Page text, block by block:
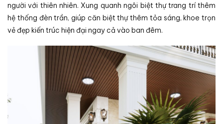
người với thiên nhiên. Xung quanh ngôi biệt thự trang trí thêm
hệ thống đèn trần, giúp căn biệt thự thêm tỏa sáng, khoe trọn
vẻ đẹp kiến trúc hiện đại ngay cả vào ban đêm.